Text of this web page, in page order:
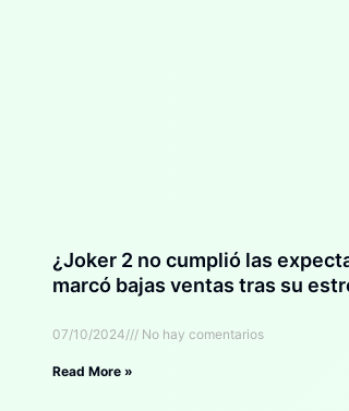
¿Joker 2 no cumplió las
marcó bajas ventas tras su
07/10/2024 No hay comentarios
Read More »